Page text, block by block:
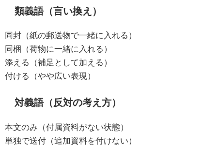
類義語（言い換え）
同封（紙の郵送物で一緒に入れる）
同梱（荷物に一緒に入れる）
添える（補足として加える）
付ける（やや広い表現）
対義語（反対の考え方）
本文のみ（付属資料がない状態）
単独で送付（追加資料を付けない）